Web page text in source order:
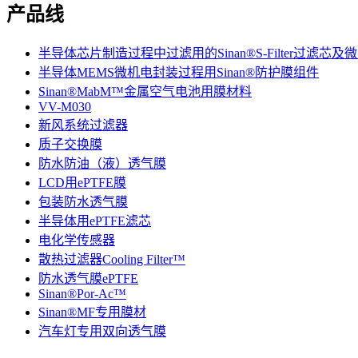
产品线
半导体芯片制造过程中过滤用的Sinan®S-Filter过滤芯及
半导体MEMS微机电封装过程用Sinan®防护膜组件
Sinan®MabM™金属空气电池用膜材料
VV-M030
新风系统过滤器
质子交换膜
防水防油（液）透气膜
LCD用ePTFE膜
包装防水透气膜
半导体用ePTFE滤芯
电化学传感器
散热过滤器Cooling Filter™
防水透气膜ePTFE
Sinan®Por-Ac™
Sinan®MF专用膜材
汽车灯专用双向透气膜